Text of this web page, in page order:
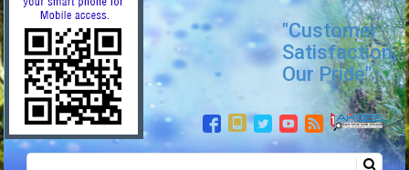
"Customer
Satisfaction,
Our Pride"